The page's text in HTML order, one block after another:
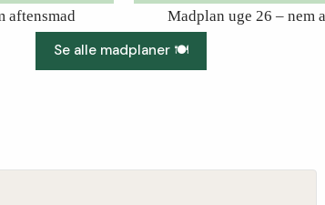
aftensmad Madplan uge 26 – nem
Se alle madplaner 🍽️